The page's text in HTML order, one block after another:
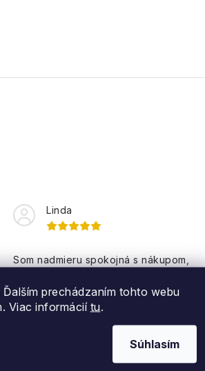
prechádzaním tohto webu
Viac informáciítu.
Súhlasím
Linda
Som nadmieru spokojná s nákupom,
za výbornú cenu, profesionálny prístup
a komunikácia, ďakujem 👍💛